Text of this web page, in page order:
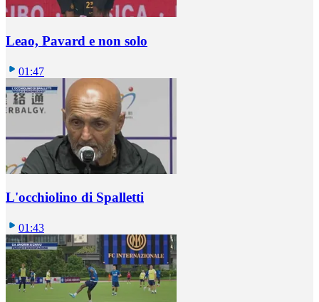
Leao, Pavard e non solo
01:47
L'occhiolino di Spalletti
01:43